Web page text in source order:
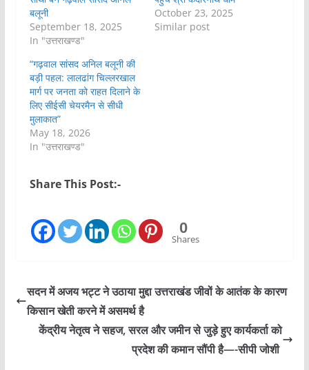
बलूनी
September 18, 2025
In "उत्तराखण्ड"
October 23, 2025
Similar post
“गढ़वाल सांसद अनिल बलूनी की
बड़ी पहल: लालढांग चिल्लरखाल
मार्ग पर जनता को राहत दिलाने के
लिए सीईसी चेयरमैन से सीधी
मुलाकात”
May 18, 2026
In "उत्तराखण्ड"
Share This Post:-
0
Shares
सदन में अजय भट्ट ने उठाया मुद्दा उत्तराखंड जीवों के आतंक के कारण
किसान खेती करने में असमर्थ है
केंद्रीय नेतृत्व ने सहज, सरल और जमीन से जुड़े हुए कार्यकर्ता को
प्रदेश की कमान सौंपी है—-सीपी जोशी